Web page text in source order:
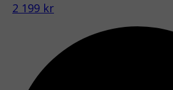
2 199 kr